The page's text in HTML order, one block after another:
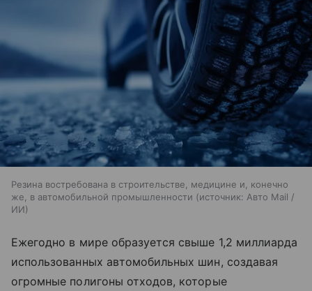
Резина востребована в строительстве, медицине и, конечно
же, в автомобильной промышленности
источник: Авто Mail /
ИИ
Ежегодно в мире образуется свыше 1,2 миллиарда
использованных автомобильных шин, создавая
огромные полигоны отходов, которые